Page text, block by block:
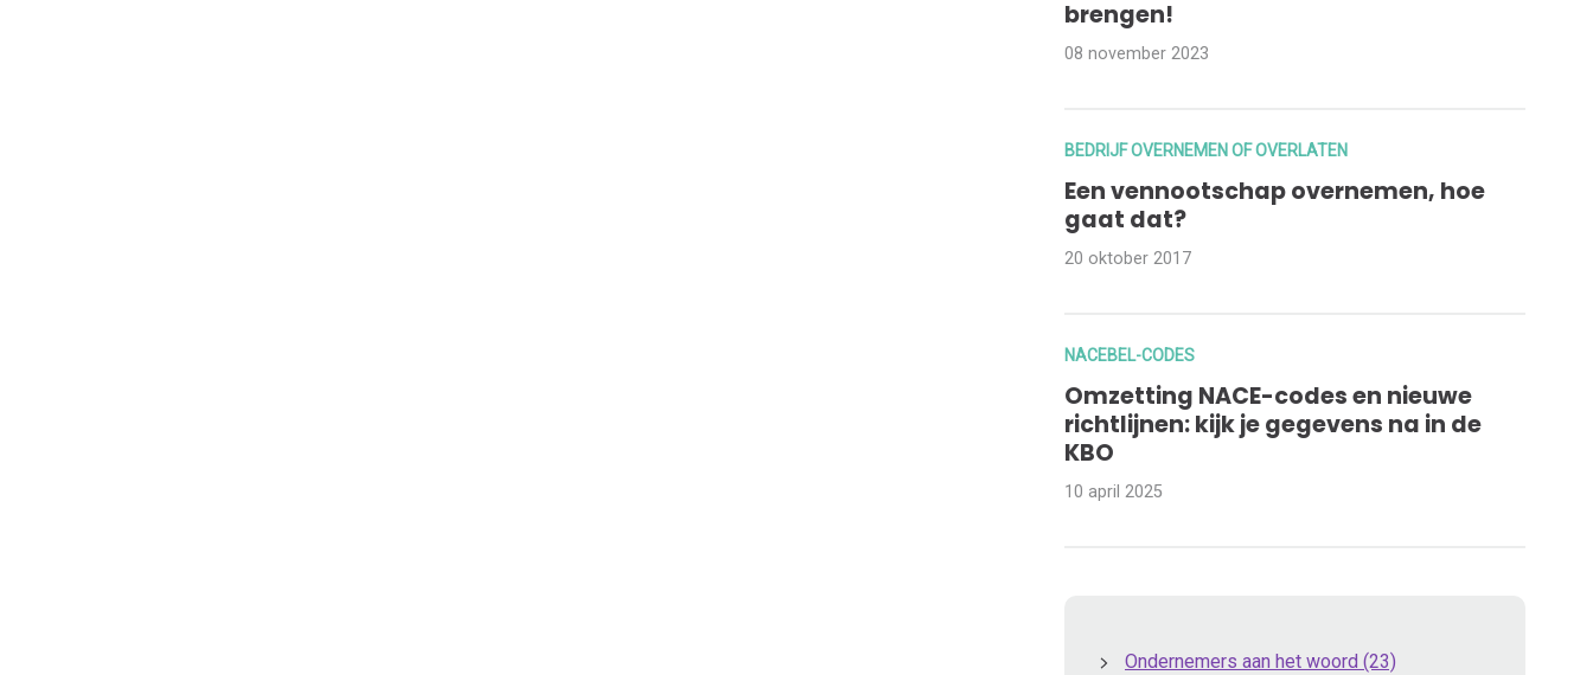
brengen!
08 november 2023
BEDRIJF OVERNEMEN OF OVERLATEN
Een vennootschap overnemen, hoe
gaat dat?
20 oktober 2017
NACEBEL-CODES
Omzetting NACE-codes en nieuwe
richtlijnen: kijk je gegevens na in de
KBO
10 april 2025
Ondernemers aan het woord(23)